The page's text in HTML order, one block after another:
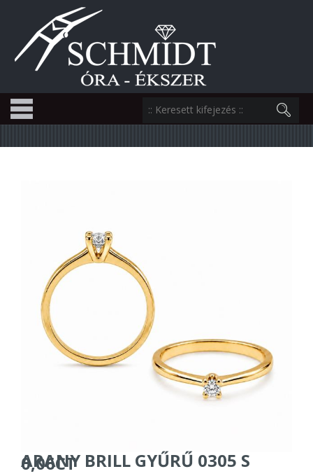
ARANY BRILL GYŰRŰ 0305 S
0,06CT